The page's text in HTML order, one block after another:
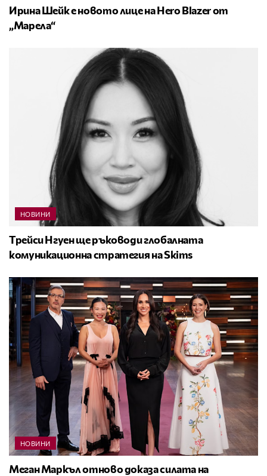
Ирина Шейк е новото лице на Hero Blazer от
„Марела“
НОВИНИ
Трейси Нгуен ще ръководи глобалната
комуникационна стратегия на Skims
НОВИНИ
Меган Маркъл отново доказа силата на